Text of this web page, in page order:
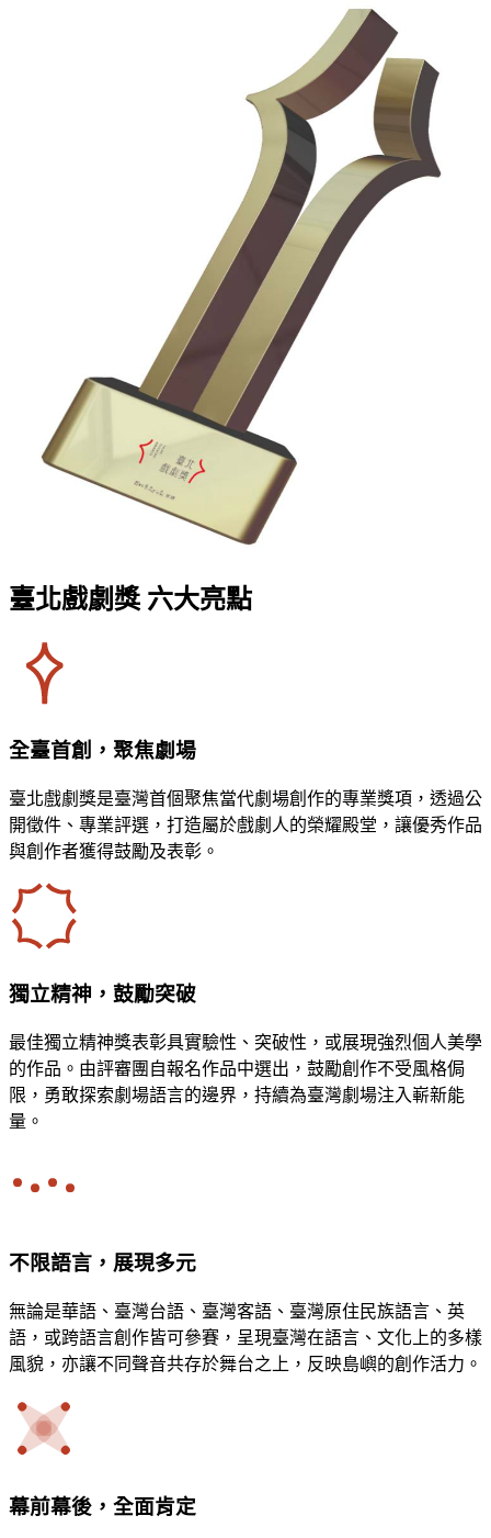
臺北戲劇獎 六大亮點
全臺首創，聚焦劇場
臺北戲劇獎是臺灣首個聚焦當代劇場創作的專業獎項，透過公
開徵件、專業評選，打造屬於戲劇人的榮耀殿堂，讓優秀作品
與創作者獲得鼓勵及表彰。
獨立精神，鼓勵突破
最佳獨立精神獎表彰具實驗性、突破性，或展現強烈個人美學
的作品。由評審團自報名作品中選出，鼓勵創作不受風格侷
限，勇敢探索劇場語言的邊界，持續為臺灣劇場注入嶄新能
量。
不限語言，展現多元
無論是華語、臺灣台語、臺灣客語、臺灣原住民族語言、英
語，或跨語言創作皆可參賽，呈現臺灣在語言、文化上的多樣
風貌，亦讓不同聲音共存於舞台之上，反映島嶼的創作活力。
幕前幕後，全面肯定